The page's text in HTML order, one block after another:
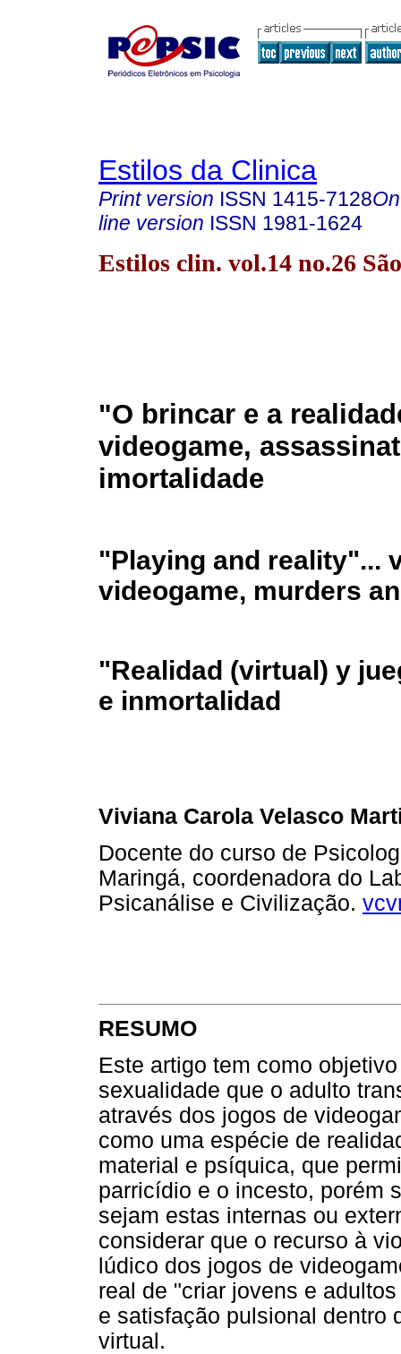
Estilos da Clinica
Print version ISSN 1415-7128
line version ISSN 1981-1624
Estilos clin. vol.14 no.26
"O brincar e a
videogame,
imortalidade
"Playing and reality"...
videogame, murders
"Realidad (virtual) y
e inmortalidad
Viviana Carola Velasco
Docente do curso de
Maringá, coordenadora do
Psicanálise e Civilização.
RESUMO
Este artigo tem como
sexualidade que o adulto
através dos jogos de
como uma espécie de
material e psíquica, que
parricídio e o incesto, porém
sejam estas internas ou
considerar que o recurso à
lúdico dos jogos de
real de "criar jovens e
e satisfação pulsional dentro
virtual.